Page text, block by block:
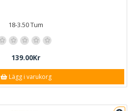
18-3.50 Tum
139.00Kr
Lägg i varukorg